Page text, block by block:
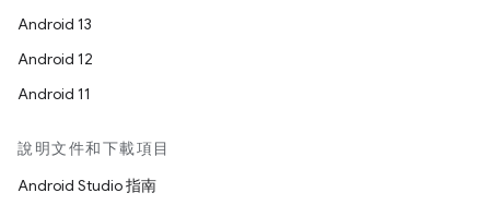
Android 13
Android 12
Android 11
說明文件和下載項目
Android Studio 指南